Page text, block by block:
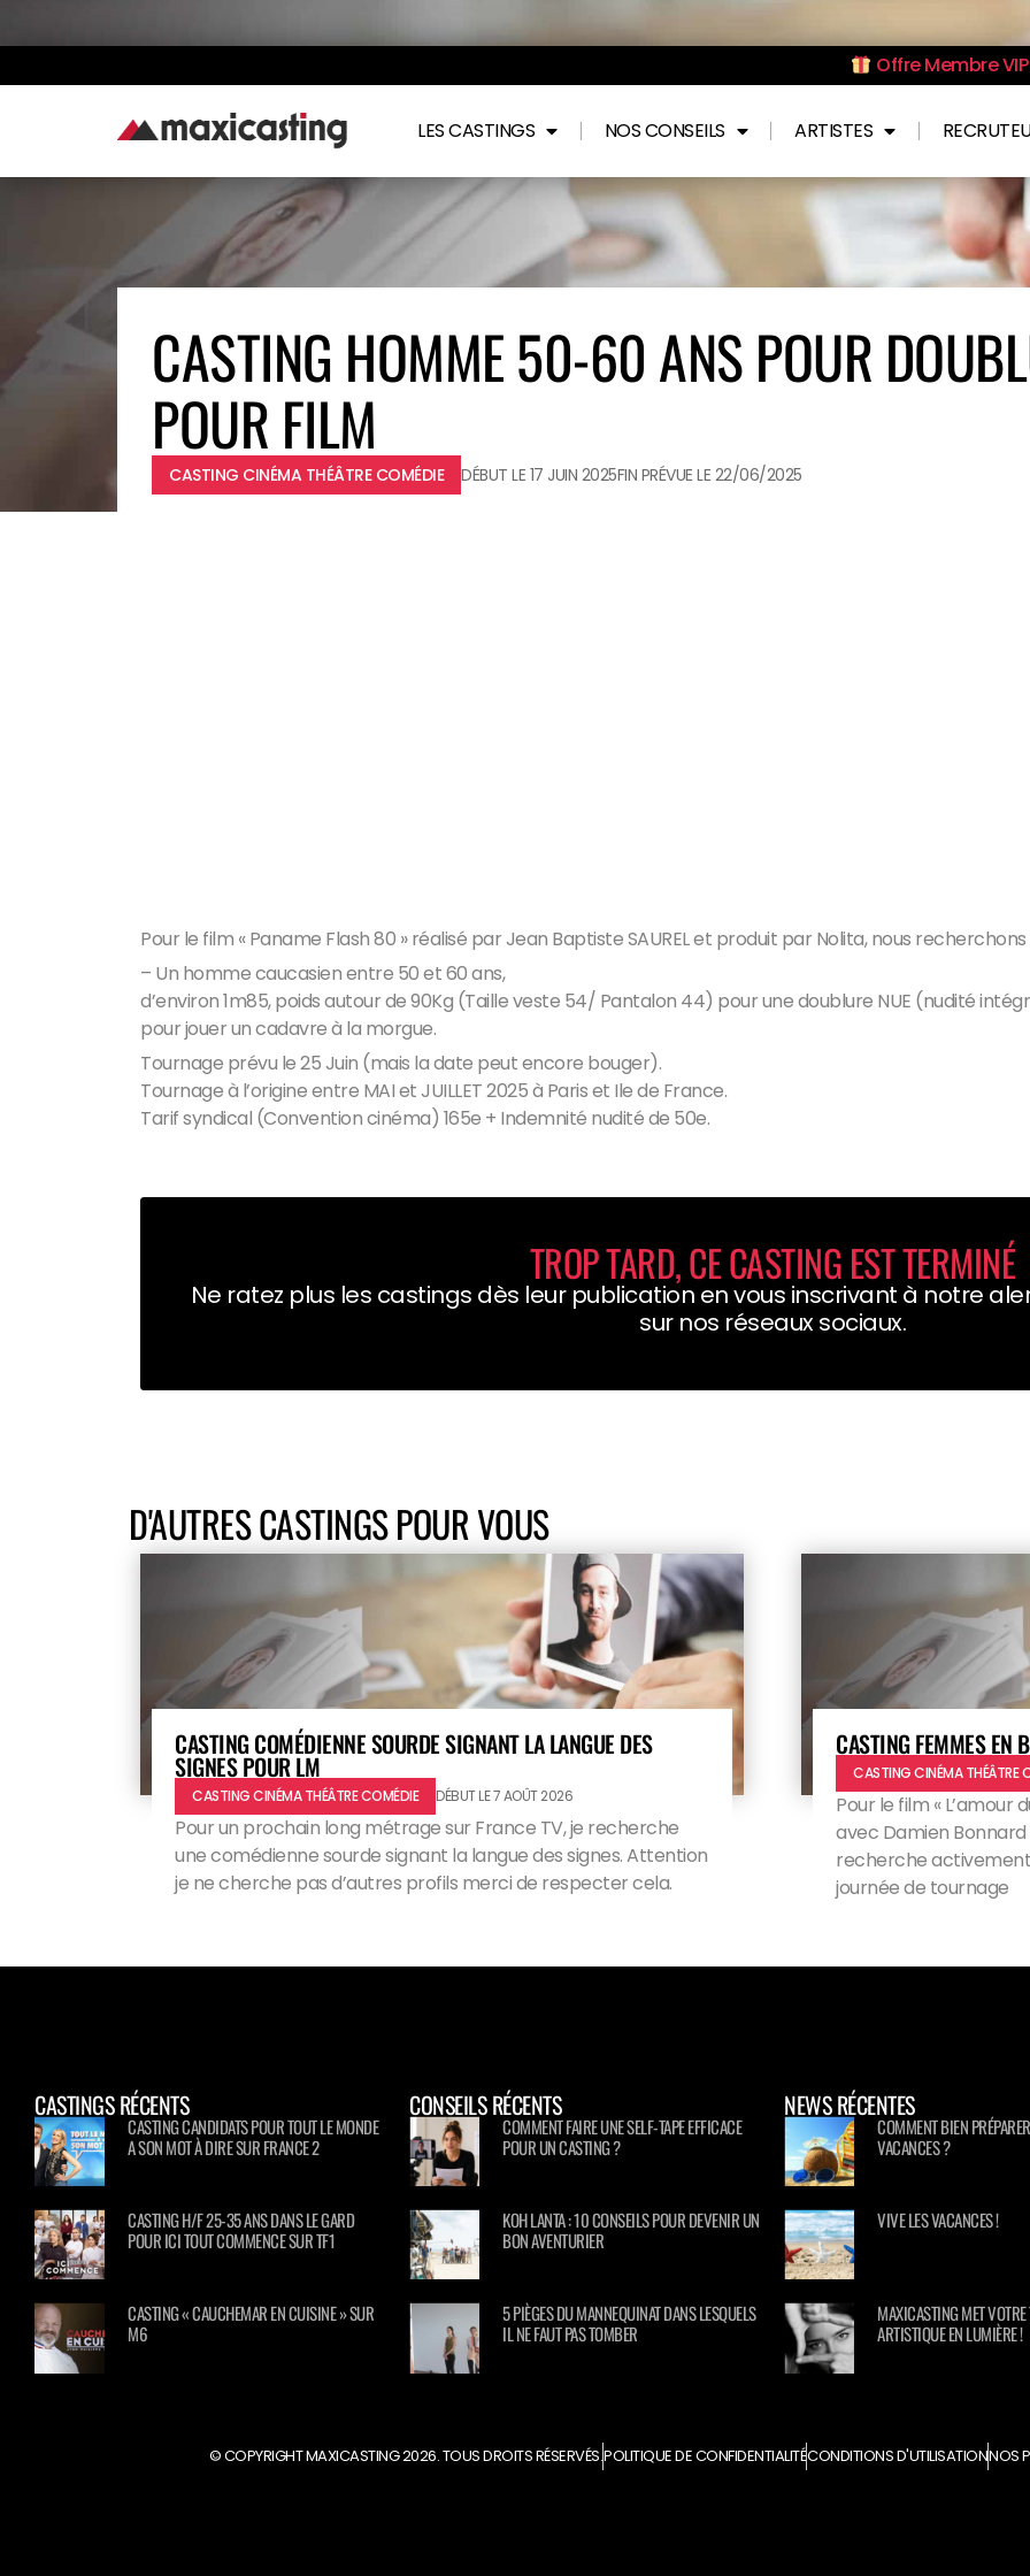
Offre Membre
LES CASTINGS NOS CONSEILS ARTISTES
CASTING HOMME 50-60 ANS POUR
POUR FILM
CASTING CINÉMA THÉÂTRE COMÉDIE DÉBUT LE 17 JUIN 2025FIN PRÉVUE LE 22/06/2025
Pour le film « Paname Flash 80 » réalisé par Jean Baptiste SAUREL et produit par Nolita, nous recherchons
– Un homme caucasien entre 50 et 60 ans,
d’environ 1m85, poids autour de 90Kg (Taille veste 54/ Pantalon 44) pour une doublure NUE (nudité
pour jouer un cadavre à la morgue.
Tournage prévu le 25 Juin (mais la date peut encore bouger).
Tournage à l’origine entre MAI et JUILLET 2025 à Paris et Ile de France.
Tarif syndical (Convention cinéma) 165e + Indemnité nudité de 50e.
TROP TARD, CE CASTING EST TERMINÉ
Ne ratez plus les castings dès leur publication en vous inscrivant à notre
sur nos réseaux sociaux.
D'AUTRES CASTINGS POUR VOUS
CASTING COMÉDIENNE SOURDE SIGNANT LA LANGUE DES
SIGNES POUR LM
CASTING CINÉMA THÉÂTRE COMÉDIE DÉBUT LE 7 AOÛT 2026
Pour un prochain long métrage sur France TV, je recherche
une comédienne sourde signant la langue des signes. Attention
je ne cherche pas d’autres profils merci de respecter cela.
CASTING FEMMES EN
CASTING CINÉMA THÉÂTRE
Pour le film « L’amour
avec Damien
recherche
journée de tournage
CASTINGS RÉCENTS
CASTING CANDIDATS POUR TOUT LE MONDE
A SON MOT À DIRE SUR FRANCE 2
CASTING H/F 25-35 ANS DANS LE GARD
POUR ICI TOUT COMMENCE SUR TF1
CASTING « CAUCHEMAR EN CUISINE » SUR
M6
CONSEILS RÉCENTS
COMMENT FAIRE UNE SELF-TAPE EFFICACE
POUR UN CASTING ?
KOH LANTA : 10 CONSEILS POUR DEVENIR UN
BON AVENTURIER
5 PIÈGES DU MANNEQUINAT DANS LESQUELS
IL NE FAUT PAS TOMBER
NEWS RÉCENTES
COMMENT BIEN
VACANCES ?
VIVE LES VACANCES !
MAXICASTING MET VOTRE
ARTISTIQUE EN LUMIÈRE !
© COPYRIGHT MAXICASTING 2026. TOUS DROITS RÉSERVÉS.POLITIQUE DE CONFIDENTIALITÉCONDITIONS D'UTILISATIONNOS